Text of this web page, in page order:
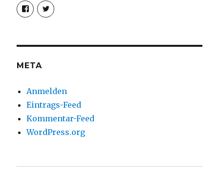
Profil
von
christoph.fleischer1
anzeigen
Profil
von
anzeigen
META
Anmelden
Eintrags-Feed
Kommentar-Feed
WordPress.org